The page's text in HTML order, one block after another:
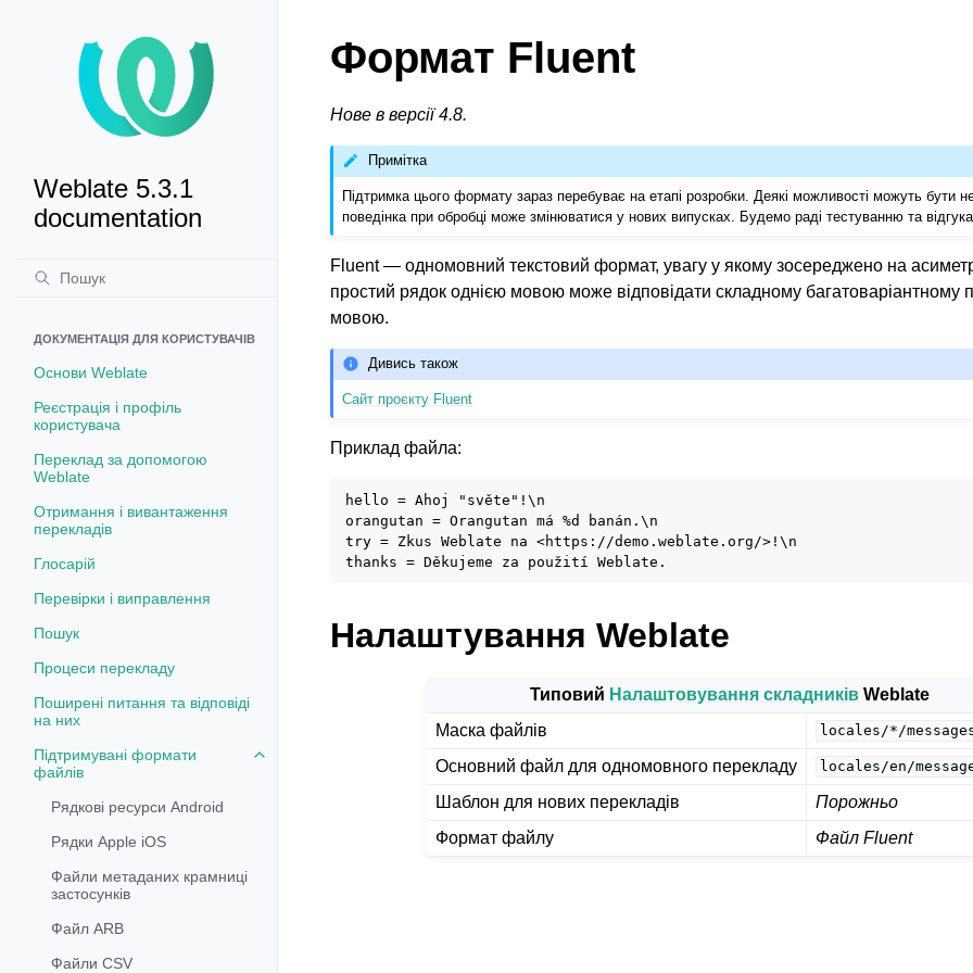
Weblate 5.3.1
documentation
ДОКУМЕНТАЦІЯ ДЛЯ КОРИСТУВАЧІВ
Основи Weblate
Реєстрація і профіль
користувача
Переклад за допомогою
Weblate
Отримання і вивантаження
перекладів
Глосарій
Перевірки і виправлення
Пошук
Процеси перекладу
Поширені питання та відповіді
на них
Підтримувані формати
файлів
Toggle navigation of Підтримувані формати файлів
Рядкові ресурси Android
Рядки Apple iOS
Файли метаданих крамниці
застосунків
Файл ARB
Файли CSV
Формат Fluent
Нове в версії 4.8.
Примітка
Підтримка цього формату зараз перебуває на етапі розробки. Деякі можливості можуть бути
поведінка при обробці може змінюватися у нових випусках. Будемо раді тестуванню та
Fluent — одномовний текстовий формат, увагу у якому зосереджено на
простий рядок однією мовою може відповідати складному багатоваріантному
мовою.
Дивись також
Сайт проєкту Fluent
Приклад файла:
hello = Ahoj "světe"!\n
orangutan = Orangutan má %d banán.\n
try = Zkus Weblate na <https://demo.weblate.org/>!\n
Налаштування Weblate
Типовий Налаштовування складників Weblate
Маска файлів
locales/*/
Основний файл для одномовного перекладу locales/en/
Шаблон для нових перекладів
Порожньо
Формат файлу
Файл Fluent